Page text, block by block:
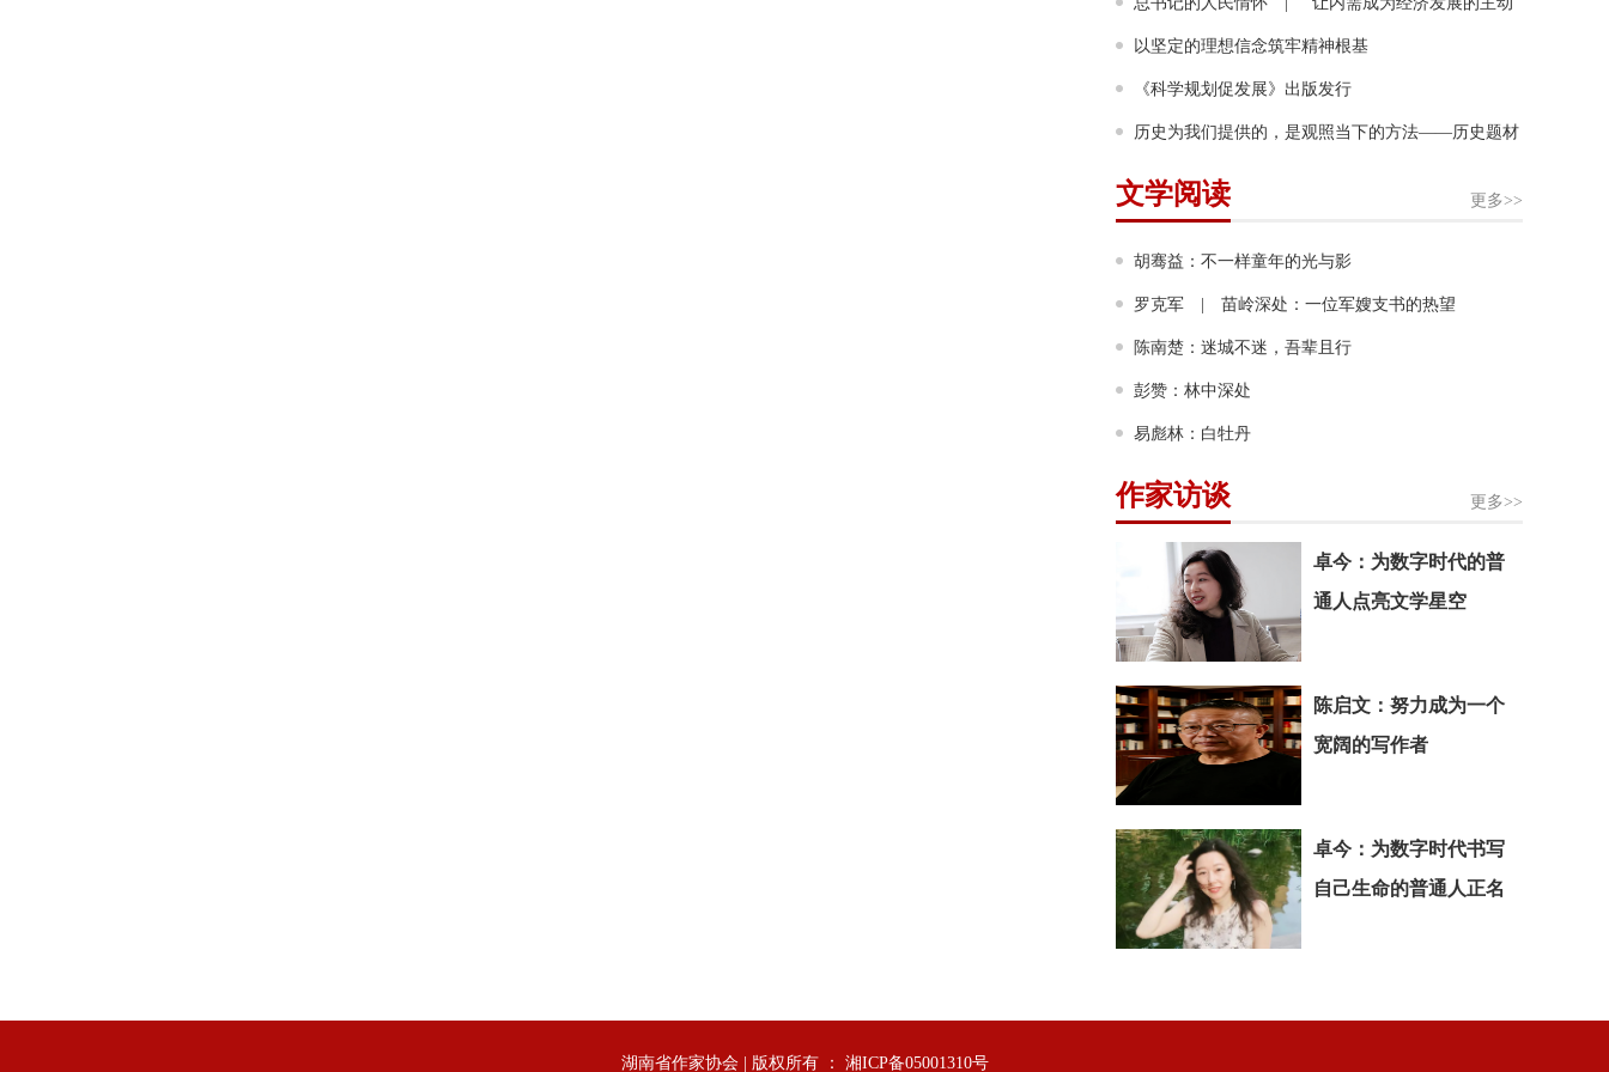
力”
以坚定的理想信念筑牢精神根基
《科学规划促发展》出版发行
历史为我们提供的，是观照当下的方法——历史题材
非虚构写作多人谈
更多>>
文学阅读
胡骞益：不一样童年的光与影
罗克军 | 苗岭深处：一位军嫂支书的热望
陈南楚：迷城不迷，吾辈且行
彭赞：林中深处
易彪林：白牡丹
更多>>
作家访谈
卓今：为数字时代的普
通人点亮文学星空
陈启文：努力成为一个
宽阔的写作者
卓今：为数字时代书写
自己生命的普通人正名
湖南省作家协会 | 版权所有 ： 湘ICP备05001310号